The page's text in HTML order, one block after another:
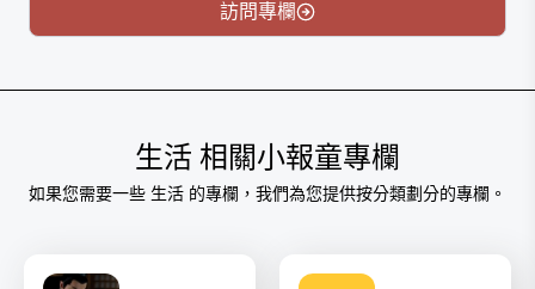
肯尼亚长居过，去过接近100个国家，会五门语言，创立
了一家估值千万的AI公司。给Elon Musk打过工，也在非
我读到的好东西。
訪問專欄
生活 相關小報童專欄
如果您需要一些 生活 的專欄，我們為您提供按分類劃分的專欄。